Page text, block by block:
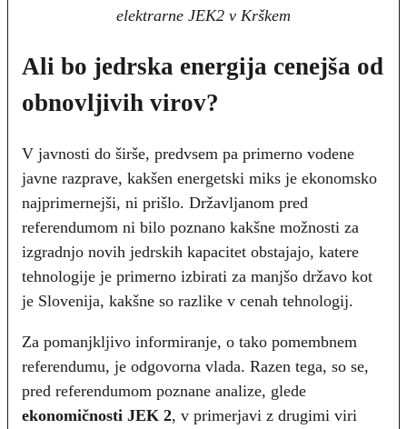
elektrarne JEK2 v Krškem
Ali bo jedrska energija cenejša od
obnovljivih virov?
V javnosti do širše, predvsem pa primerno vodene
javne razprave, kakšen energetski miks je ekonomsko
najprimernejši, ni prišlo. Državljanom pred
referendumom ni bilo poznano kakšne možnosti za
izgradnjo novih jedrskih kapacitet obstajajo, katere
tehnologije je primerno izbirati za manjšo državo kot
je Slovenija, kakšne so razlike v cenah tehnologij.
Za pomanjkljivo informiranje, o tako pomembnem
referendumu, je odgovorna vlada. Razen tega, so se,
pred referendumom poznane analize, glede
ekonomičnosti JEK 2, v primerjavi z drugimi viri